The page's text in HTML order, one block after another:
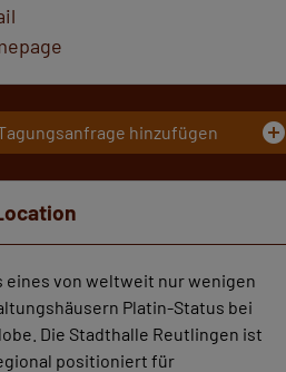
hinzufügen add_circle
eines von weltweit nur wenigen
Platin-Status bei
Die Stadthalle Reutlingen ist
positioniert für